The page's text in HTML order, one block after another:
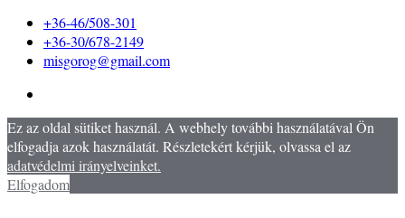
+36-46/508-301
+36-30/678-2149
misgorog@gmail.com
Ez az oldal sütiket használ. A webhely további használatával Ön
elfogadja azok használatát. Részletekért kérjük, olvassa el az
adatvédelmi irányelveinket.
Elfogadom